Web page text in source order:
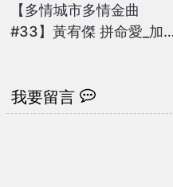
【多情城市多情金曲
#33】黃宥傑 拼命愛_加
我要留言